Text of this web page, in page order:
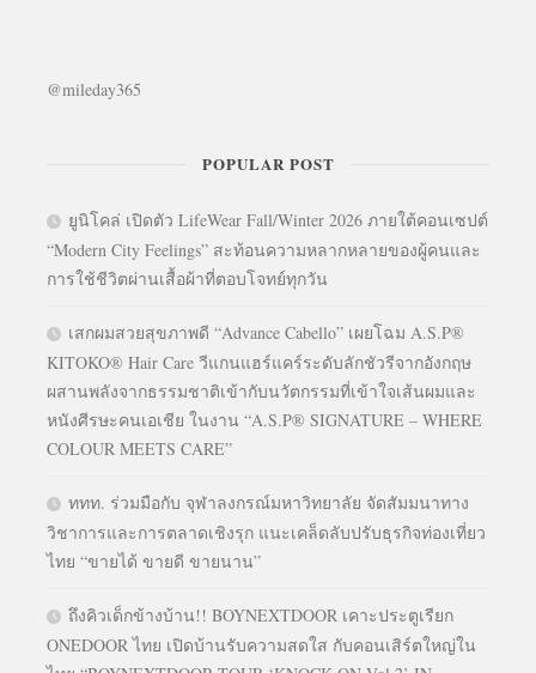
@mileday365
POPULAR POST
ยูนิโคล่ เปิดตัว LifeWear Fall/Winter 2026 ภายใต้คอนเซปต์
“Modern City Feelings” สะท้อนความหลากหลายของผู้คนและ
การใช้ชีวิตผ่านเสื้อผ้าที่ตอบโจทย์ทุกวัน
เสกผมสวยสุขภาพดี “Advance Cabello” เผยโฉม A.S.P®
KITOKO® Hair Care วีแกนแฮร์แคร์ระดับลักชัวรีจากอังกฤษ
ผสานพลังจากธรรมชาติเข้ากับนวัตกรรมที่เข้าใจเส้นผมและ
หนังศีรษะคนเอเชีย ในงาน “A.S.P® SIGNATURE – WHERE
COLOUR MEETS CARE”
ททท. ร่วมมือกับ จุฬาลงกรณ์มหาวิทยาลัย จัดสัมมนาทาง
วิชาการและการตลาดเชิงรุก แนะเคล็ดลับปรับธุรกิจท่องเที่ยว
ไทย “ขายได้ ขายดี ขายนาน”
ถึงคิวเด็กข้างบ้าน!! BOYNEXTDOOR เคาะประตูเรียก
ONEDOOR ไทย เปิดบ้านรับความสดใส กับคอนเสิร์ตใหญ่ใน